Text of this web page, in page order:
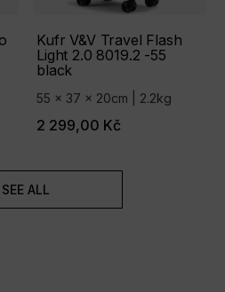
Kufr V&V Travel Flash
Light 2.0 8019.2 -55
black
55 x 37 x 20cm | 2.2kg
2 299,00 Kč
SEE ALL